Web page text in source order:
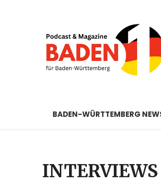
BADEN-WÜRTTEMBERG
INTERVIEWS